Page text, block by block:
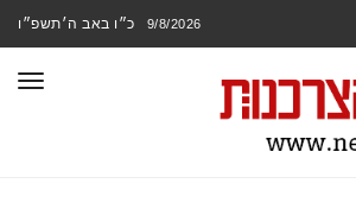
9/8/2026 כ״ו באב ה׳תשפ״ו